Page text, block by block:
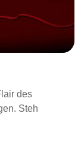
des
Steh